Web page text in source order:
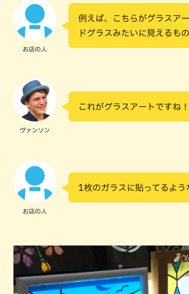
お店の人
例えば、こちらがグラスア
ドグラスみたいに見えるも
ヴァンソン
これがグラスアートですね！
お店の人
1枚のガラスに貼ってるよう